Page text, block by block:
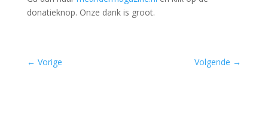
donatieknop. Onze dank is groot.
← Vorige Volgende →